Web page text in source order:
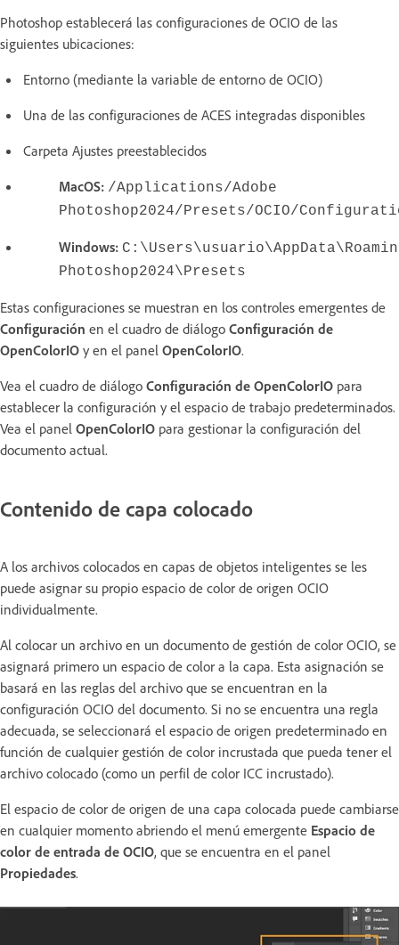
Photoshop establecerá las configuraciones de OCIO de las
siguientes ubicaciones:
Entorno (mediante la variable de entorno de OCIO)
Una de las configuraciones de ACES integradas disponibles
Carpeta Ajustes preestablecidos
MacOS: /Applications/Adobe
Photoshop2024/Presets/OCIO/
Windows:
Photoshop2024\Presets
Estas configuraciones se muestran en los controles emergentes de
Configuración en el cuadro de diálogo Configuración de
OpenColorIO y en el panel OpenColorIO.
Vea el cuadro de diálogo Configuración de OpenColorIO para
establecer la configuración y el espacio de trabajo predeterminados.
Vea el panel OpenColorIO para gestionar la configuración del
documento actual.
Contenido de capa colocado
A los archivos colocados en capas de objetos inteligentes se les
puede asignar su propio espacio de color de origen OCIO
individualmente.
Al colocar un archivo en un documento de gestión de color OCIO, se
asignará primero un espacio de color a la capa. Esta asignación se
basará en las reglas del archivo que se encuentran en la
configuración OCIO del documento. Si no se encuentra una regla
adecuada, se seleccionará el espacio de origen predeterminado en
función de cualquier gestión de color incrustada que pueda tener el
archivo colocado (como un perfil de color ICC incrustado).
El espacio de color de origen de una capa colocada puede cambiarse
en cualquier momento abriendo el menú emergente Espacio de
color de entrada de OCIO, que se encuentra en el panel
Propiedades.